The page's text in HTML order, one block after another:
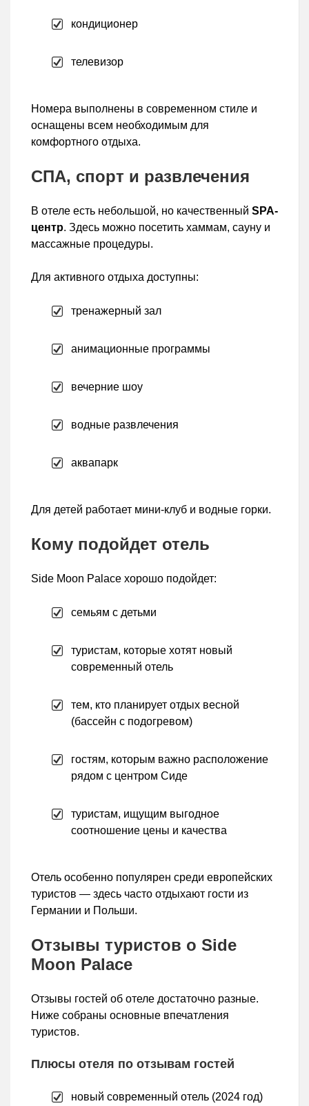
кондиционер
телевизор
Номера выполнены в современном стиле и
оснащены всем необходимым для
комфортного отдыха.
СПА, спорт и развлечения
В отеле есть небольшой, но качественный SPA-
центр. Здесь можно посетить хаммам, сауну и
массажные процедуры.
Для активного отдыха доступны:
тренажерный зал
анимационные программы
вечерние шоу
водные развлечения
аквапарк
Для детей работает мини-клуб и водные горки.
Кому подойдет отель
Side Moon Palace хорошо подойдет:
семьям с детьми
туристам, которые хотят новый
современный отель
тем, кто планирует отдых весной
(бассейн с подогревом)
гостям, которым важно расположение
рядом с центром Сиде
туристам, ищущим выгодное
соотношение цены и качества
Отель особенно популярен среди европейских
туристов — здесь часто отдыхают гости из
Германии и Польши.
Отзывы туристов о Side
Moon Palace
Отзывы гостей об отеле достаточно разные.
Ниже собраны основные впечатления
туристов.
Плюсы отеля по отзывам гостей
новый современный отель (2024 год)